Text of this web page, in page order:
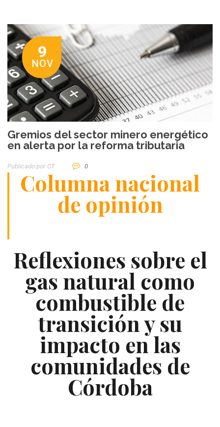
9
NOV
Gremios del sector minero energético
en alerta por la reforma tributaria
Publicado por CT 0
Columna nacional
de opinión
Reflexiones sobre el
gas natural como
combustible de
transición y su
impacto en las
comunidades de
Córdoba